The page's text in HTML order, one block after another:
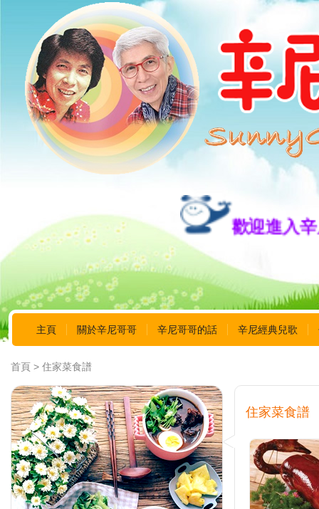
歡迎進入辛尼
主頁 關於辛尼哥哥 辛尼哥哥的話 辛尼經典兒歌
首頁 > 住家菜食譜
住家菜食譜